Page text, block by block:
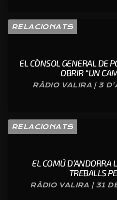
RELACIONATS
EL CÒNSOL GENERAL DE
OBRIR “UN
RÀDIO VALIRA | 3
RELACIONATS
EL COMÚ D’ANDORRA
TREBALLS
RÀDIO VALIRA | 31